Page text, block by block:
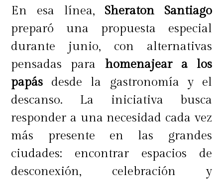
en cualquier momento y lugar
gracias al nuevo Icedcoffeetumbler
de Nespresso.
Coctelera Barista
Conviértete en tu propio Barista en
casa y sorprende con refrescantes e
indulgentes recetas frías.
En esa línea, Sheraton Santiago
preparó una propuesta especial
durante junio, con alternativas
pensadas para homenajear a los
papás desde la gastronomía y el
descanso. La iniciativa busca
responder a una necesidad cada vez
más presente en las grandes
ciudades: encontrar espacios de
desconexión, celebración y